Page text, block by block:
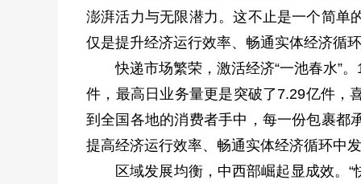
澎湃活力与无限潜力。这不止是一个简单
仅是提升经济运行效率、畅通实体经济循
快递市场繁荣，激活经济“一池春水”
件，最高日业务量更是突破了7.29亿件，
到全国各地的消费者手中，每一份包裹都
提高经济运行效率、畅通实体经济循环中
区域发展均衡，中西部崛起显成效。